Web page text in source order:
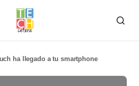
ha llegado a tu smartphone